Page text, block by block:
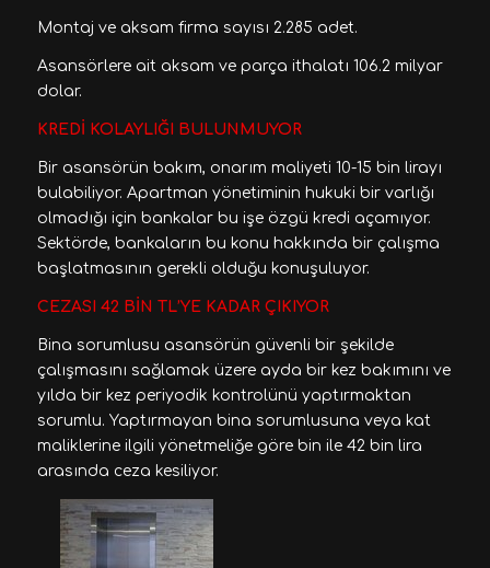
Montaj ve aksam firma sayısı 2.285 adet.
Asansörlere ait aksam ve parça ithalatı 106.2 milyar
dolar.
KREDİ KOLAYLIĞI BULUNMUYOR
Bir asansörün bakım, onarım maliyeti 10-15 bin lirayı
bulabiliyor. Apartman yönetiminin hukuki bir varlığı
olmadığı için bankalar bu işe özgü kredi açamıyor.
Sektörde, bankaların bu konu hakkında bir çalışma
başlatmasının gerekli olduğu konuşuluyor.
CEZASI 42 BİN TL’YE KADAR ÇIKIYOR
Bina sorumlusu asansörün güvenli bir şekilde
çalışmasını sağlamak üzere ayda bir kez bakımını ve
yılda bir kez periyodik kontrolünü yaptırmaktan
sorumlu. Yaptırmayan bina sorumlusuna veya kat
maliklerine ilgili yönetmeliğe göre bin ile 42 bin lira
arasında ceza kesiliyor.